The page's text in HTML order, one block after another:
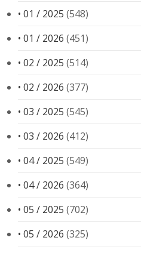
• 01 / 2025 (548)
• 01 / 2026 (451)
• 02 / 2025 (514)
• 02 / 2026 (377)
• 03 / 2025 (545)
• 03 / 2026 (412)
• 04 / 2025 (549)
• 04 / 2026 (364)
• 05 / 2025 (702)
• 05 / 2026 (325)